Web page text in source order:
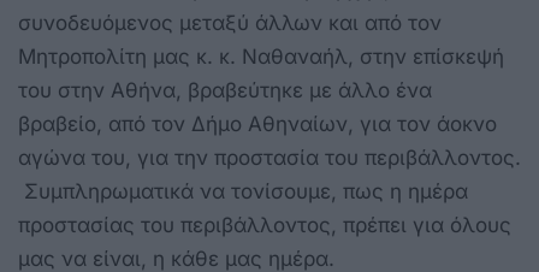
συνοδευόμενος μεταξύ άλλων και από τον
Μητροπολίτη μας κ. κ. Ναθαναήλ, στην επίσκεψή
του στην Αθήνα, βραβεύτηκε με άλλο ένα
βραβείο, από τον Δήμο Αθηναίων, για τον άοκνο
αγώνα του, για την προστασία του περιβάλλοντος.
Συμπληρωματικά να τονίσουμε, πως η ημέρα
προστασίας του περιβάλλοντος, πρέπει για όλους
μας να είναι, η κάθε μας ημέρα.